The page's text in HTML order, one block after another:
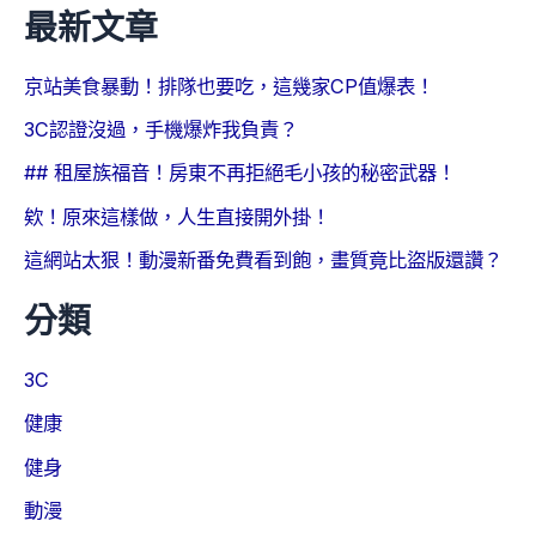
最新文章
京站美食暴動！排隊也要吃，這幾家CP值爆表！
3C認證沒過，手機爆炸我負責？
## 租屋族福音！房東不再拒絕毛小孩的秘密武器！
欸！原來這樣做，人生直接開外掛！
這網站太狠！動漫新番免費看到飽，畫質竟比盜版還讚？
分類
3C
健康
健身
動漫